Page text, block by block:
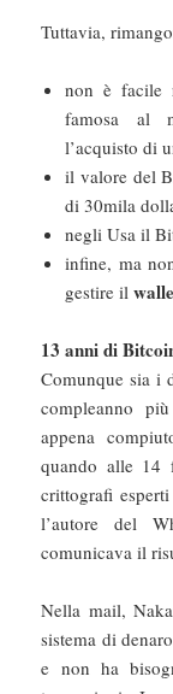
Tuttavia,
non è facile
famosa al
l’acquisto di
il valore del
di 30mila
negli Usa il
infine, ma
gestire il
13 anni di
Comunque sia i
compleanno
appena
quando alle
crittografi
l’autore del
comunicava il
Nella mail,
sistema di
e non ha